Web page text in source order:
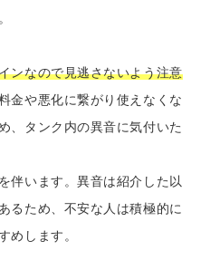
ンなので見逃さないよう注意
金や悪化に繋がり使えなくな
、タンク内の異音に気付いた
伴います。異音は紹介した以
るため、不安な人は積極的に
めします。